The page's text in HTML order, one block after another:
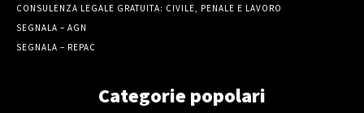
CONSULENZA LEGALE GRATUITA: CIVILE, PENALE E LAVORO
SEGNALA – AGN
SEGNALA – REPAC
Categorie popolari